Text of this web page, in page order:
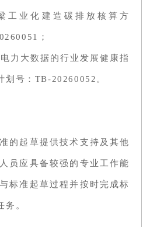
工业化建造碳排放核算方
；
力大数据的行业发展健康指
划号：TB-20260052。
的起草提供技术支持及其他
员应具备较强的专业工作能
标准起草过程并按时完成标
务。